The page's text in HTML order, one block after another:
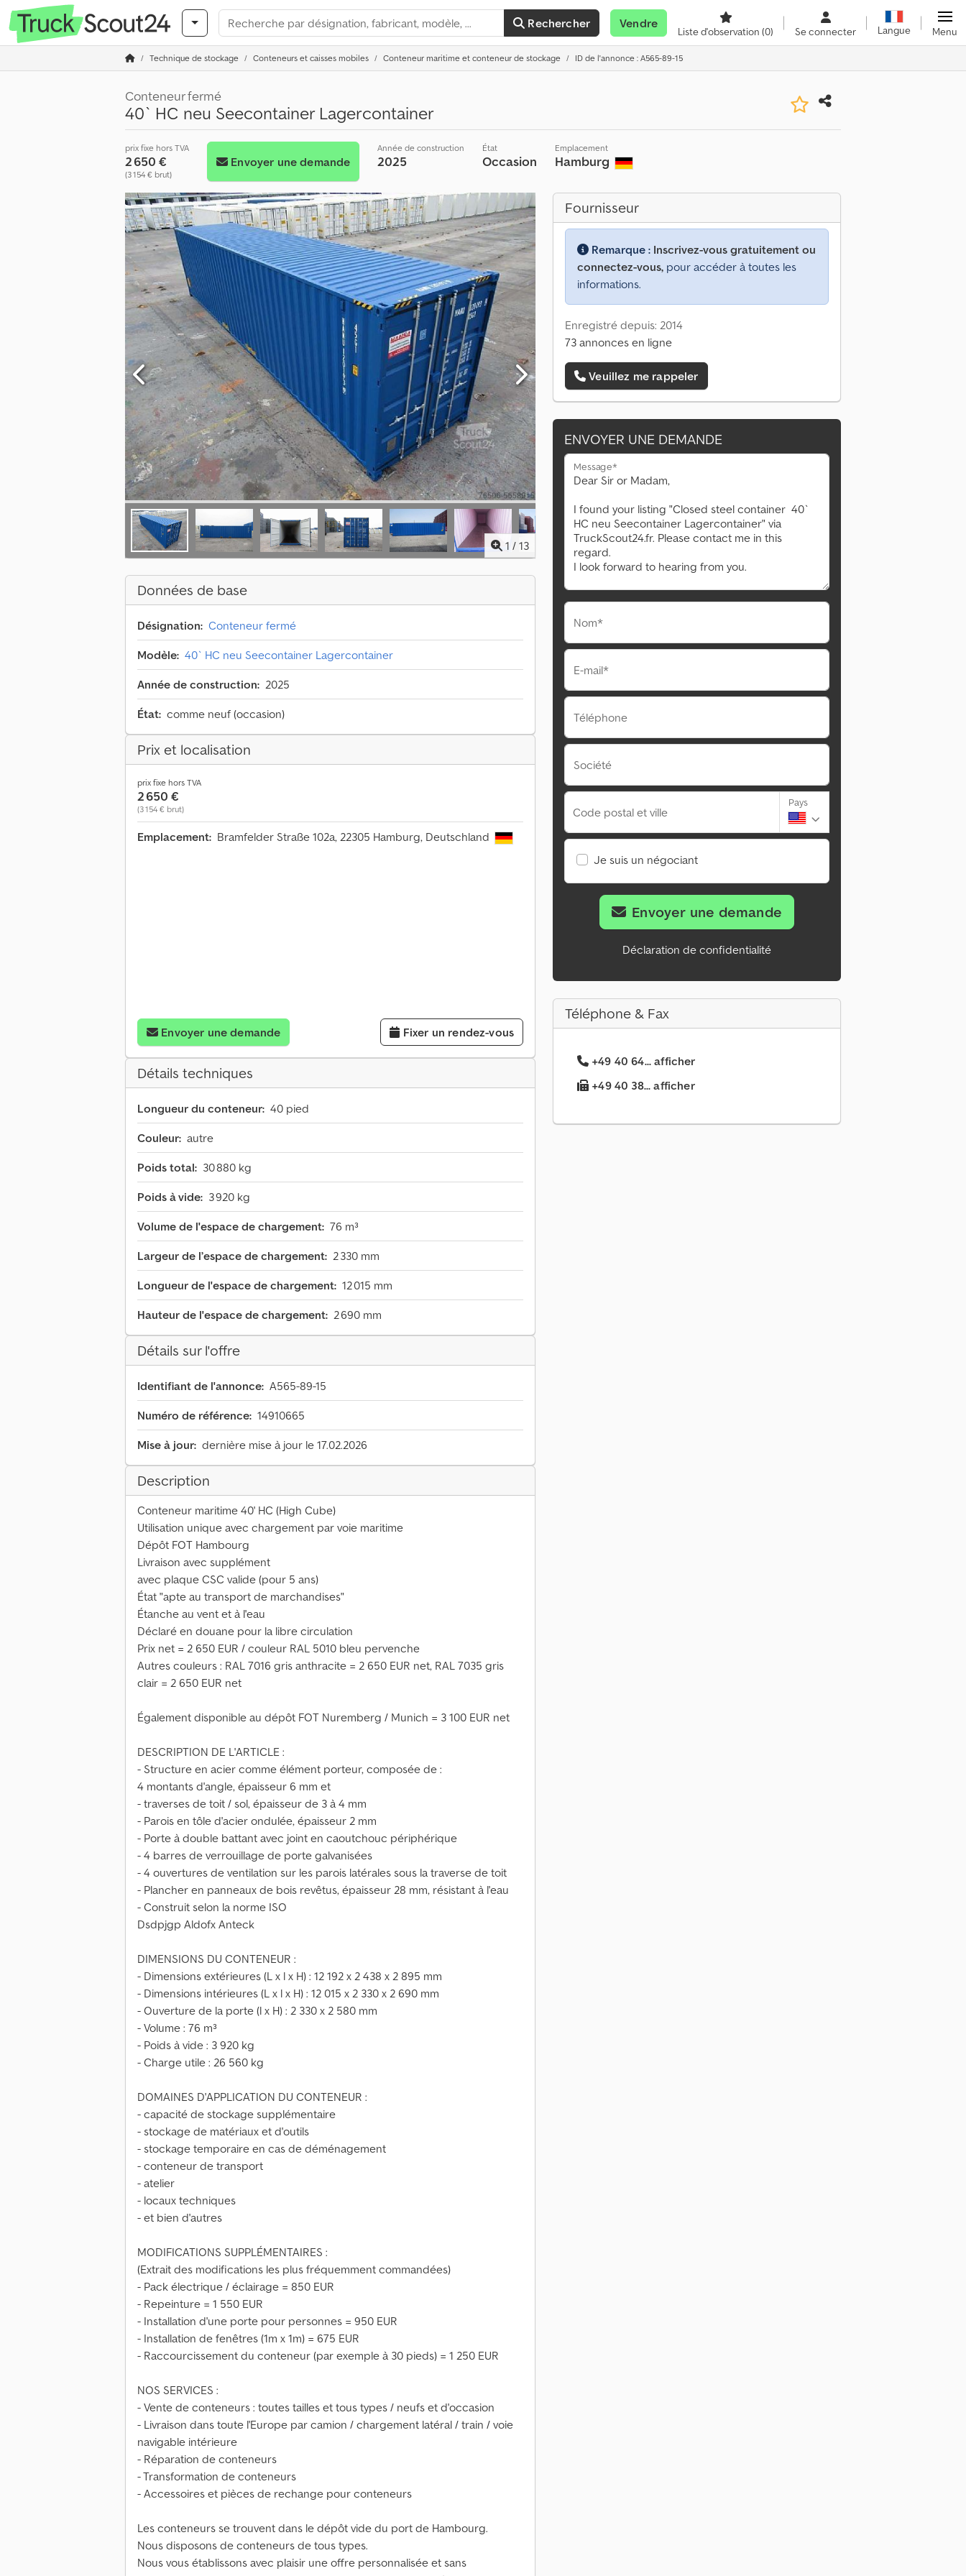
Rechercher Vendre
Liste d'observation (0) Se connecter Langue Menu
Technique de stockage Conteneurs et caisses mobiles Conteneur maritime et conteneur de stockage ID de l'annonce : A565-89-15
Conteneur fermé
40` HC neu Seecontainer Lagercontainer
prix fixe hors TVA
2 650 €
(3 154 € brut)
Envoyer une demande
Année de construction
2025
État
Occasion
Emplacement
Hamburg
1 / 13
Données de base
Désignation: Conteneur fermé
Modèle: 40` HC neu Seecontainer Lagercontainer
Année de construction: 2025
État: comme neuf (occasion)
Prix et localisation
prix fixe hors TVA
2 650 €
(3 154 € brut)
Emplacement: Bramfelder Straße 102a, 22305 Hamburg, Deutschland
Envoyer une demande Fixer un rendez-vous
Détails techniques
Longueur du conteneur: 40 pied
Couleur: autre
Poids total: 30 880 kg
Poids à vide: 3 920 kg
Volume de l'espace de chargement: 76 m³
Largeur de l’espace de chargement: 2 330 mm
Longueur de l'espace de chargement: 12 015 mm
Hauteur de l'espace de chargement: 2 690 mm
Détails sur l'offre
Identifiant de l'annonce: A565-89-15
Numéro de référence: 14910665
Mise à jour: dernière mise à jour le 17.02.2026
Description
Conteneur maritime 40' HC (High Cube)
Utilisation unique avec chargement par voie maritime
Dépôt FOT Hambourg
Livraison avec supplément
avec plaque CSC valide (pour 5 ans)
État "apte au transport de marchandises"
Étanche au vent et à l'eau
Déclaré en douane pour la libre circulation
Prix net = 2 650 EUR / couleur RAL 5010 bleu pervenche
Autres couleurs : RAL 7016 gris anthracite = 2 650 EUR net, RAL 7035 gris
clair = 2 650 EUR net
Également disponible au dépôt FOT Nuremberg / Munich = 3 100 EUR net
DESCRIPTION DE L'ARTICLE :
- Structure en acier comme élément porteur, composée de :
4 montants d'angle, épaisseur 6 mm et
- traverses de toit / sol, épaisseur de 3 à 4 mm
- Parois en tôle d'acier ondulée, épaisseur 2 mm
- Porte à double battant avec joint en caoutchouc périphérique
- 4 barres de verrouillage de porte galvanisées
- 4 ouvertures de ventilation sur les parois latérales sous la traverse de toit
- Plancher en panneaux de bois revêtus, épaisseur 28 mm, résistant à l'eau
- Construit selon la norme ISO
Dsdpjgp Aldofx Anteck
DIMENSIONS DU CONTENEUR :
- Dimensions extérieures (L x l x H) : 12 192 x 2 438 x 2 895 mm
- Dimensions intérieures (L x l x H) : 12 015 x 2 330 x 2 690 mm
- Ouverture de la porte (l x H) : 2 330 x 2 580 mm
- Volume : 76 m³
- Poids à vide : 3 920 kg
- Charge utile : 26 560 kg
DOMAINES D'APPLICATION DU CONTENEUR :
- capacité de stockage supplémentaire
- stockage de matériaux et d'outils
- stockage temporaire en cas de déménagement
- conteneur de transport
- atelier
- locaux techniques
- et bien d'autres
MODIFICATIONS SUPPLÉMENTAIRES :
(Extrait des modifications les plus fréquemment commandées)
- Pack électrique / éclairage = 850 EUR
- Repeinture = 1 550 EUR
- Installation d'une porte pour personnes = 950 EUR
- Installation de fenêtres (1m x 1m) = 675 EUR
- Raccourcissement du conteneur (par exemple à 30 pieds) = 1 250 EUR
NOS SERVICES :
- Vente de conteneurs : toutes tailles et tous types / neufs et d'occasion
- Livraison dans toute l'Europe par camion / chargement latéral / train / voie
navigable intérieure
- Réparation de conteneurs
- Transformation de conteneurs
- Accessoires et pièces de rechange pour conteneurs
Les conteneurs se trouvent dans le dépôt vide du port de Hambourg.
Nous disposons de conteneurs de tous types.
Nous vous établissons avec plaisir une offre personnalisée et sans
Fournisseur
Remarque : Inscrivez-vous gratuitement ou
connectez-vous, pour accéder à toutes les
informations.
Enregistré depuis: 2014
73 annonces en ligne
Veuillez me rappeler
ENVOYER UNE DEMANDE
Message*
Nom*
E-mail*
Téléphone
Société
Code postal et ville
Pays
Je suis un négociant
Envoyer une demande
Déclaration de confidentialité
Téléphone & Fax
+49 40 64... afficher
+49 40 38... afficher